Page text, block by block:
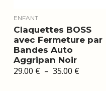
ENFANT
Claquettes BOSS
avec Fermeture par
Bandes Auto
Aggripan Noir
29.00 € – 35.00 €Plage